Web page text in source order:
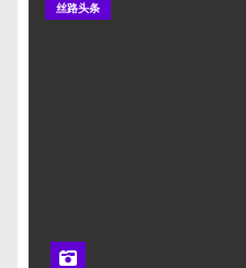
丝路头条